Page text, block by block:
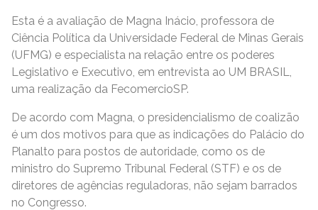
Esta é a avaliação de Magna Inácio, professora de
Ciência Política da Universidade Federal de Minas Gerais
(UFMG) e especialista na relação entre os poderes
Legislativo e Executivo, em entrevista ao UM BRASIL,
uma realização da FecomercioSP.
De acordo com Magna, o presidencialismo de coalizão
é um dos motivos para que as indicações do Palácio do
Planalto para postos de autoridade, como os de
ministro do Supremo Tribunal Federal (STF) e os de
diretores de agências reguladoras, não sejam barrados
no Congresso.